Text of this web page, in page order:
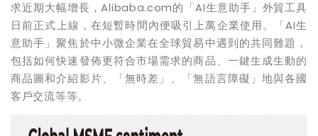
求近期大幅增長，Alibaba.com的「AI生意助手」外貿工具
日前正式上線，在短暫時間內便吸引上萬企業使用。「AI生
意助手」聚焦於中小微企業在全球貿易中遇到的共同難題，
包括如何快速發佈更符合市場需求的商品、一鍵生成生動的
商品圖和介紹影片、「無時差」、「無語言障礙」地與各國
客戶交流等等。